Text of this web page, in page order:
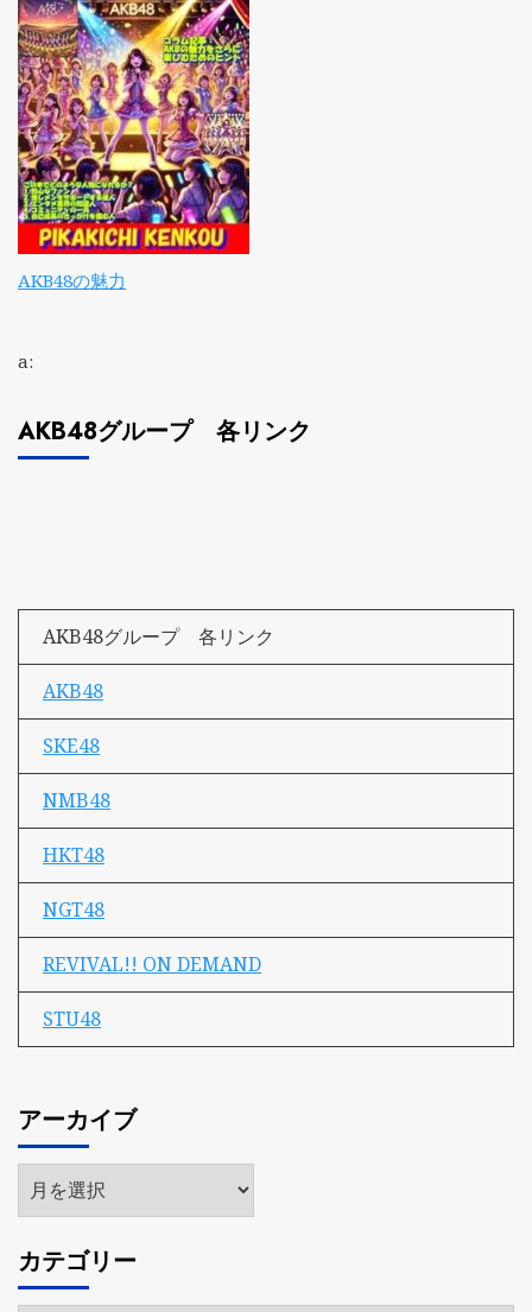
AKB48の魅力
a:
AKB48グループ 各リンク
AKB48グループ 各リンク
AKB48
SKE48
NMB48
HKT48
NGT48
REVIVAL!! ON DEMAND
STU48
アーカイブ
ア
ー
イ
ブ
カテゴリー